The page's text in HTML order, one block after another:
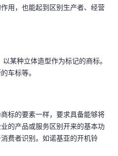
用，也能起到区别生产者、经营
种立体造型作为标记的商标。
车标等。
的要素一样，要求具备能够将
的产品或服务区别开来的基本功
费者识别。如诺基亚的开机铃